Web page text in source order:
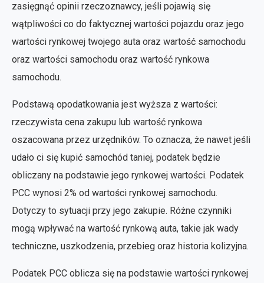
zasięgnąć opinii rzeczoznawcy, jeśli pojawią się
wątpliwości co do faktycznej wartości pojazdu oraz jego
wartości rynkowej twojego auta oraz wartość samochodu
oraz wartości samochodu oraz wartość rynkowa
samochodu.
Podstawą opodatkowania jest wyższa z wartości:
rzeczywista cena zakupu lub wartość rynkowa
oszacowana przez urzędników. To oznacza, że nawet jeśli
udało ci się kupić samochód taniej, podatek będzie
obliczany na podstawie jego rynkowej wartości. Podatek
PCC wynosi 2% od wartości rynkowej samochodu.
Dotyczy to sytuacji przy jego zakupie. Różne czynniki
mogą wpływać na wartość rynkową auta, takie jak wady
techniczne, uszkodzenia, przebieg oraz historia kolizyjna.
Podatek PCC oblicza się na podstawie wartości rynkowej